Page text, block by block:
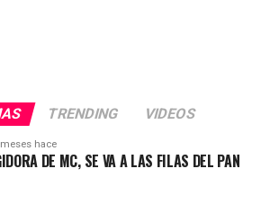
TRENDING VIDEOS
hace
DE MC, SE VA A LAS FILAS DEL PAN